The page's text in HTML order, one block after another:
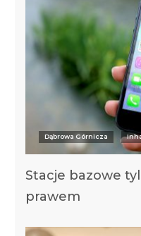
Dąbrowa Górnicza
Stacje bazowe
prawem